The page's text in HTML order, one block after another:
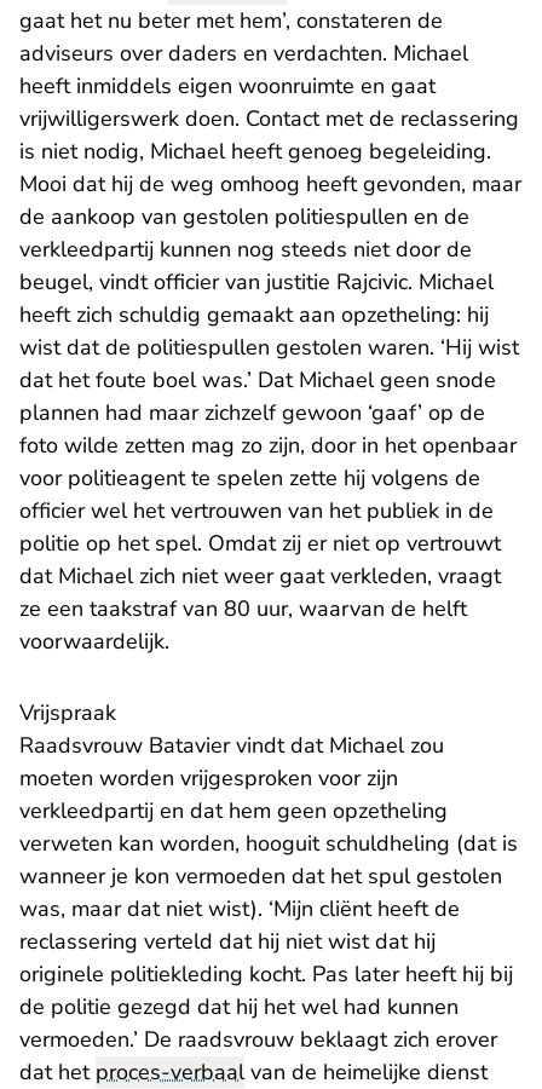
gaat het nu beter met hem’, constateren de
adviseurs over daders en verdachten. Michael
heeft inmiddels eigen woonruimte en gaat
vrijwilligerswerk doen. Contact met de reclassering
is niet nodig, Michael heeft genoeg begeleiding.
Mooi dat hij de weg omhoog heeft gevonden, maar
de aankoop van gestolen politiespullen en de
verkleedpartij kunnen nog steeds niet door de
beugel, vindt officier van justitie Rajcivic. Michael
heeft zich schuldig gemaakt aan opzetheling: hij
wist dat de politiespullen gestolen waren. ‘Hij wist
dat het foute boel was.’ Dat Michael geen snode
plannen had maar zichzelf gewoon ‘gaaf’ op de
foto wilde zetten mag zo zijn, door in het openbaar
voor politieagent te spelen zette hij volgens de
officier wel het vertrouwen van het publiek in de
politie op het spel. Omdat zij er niet op vertrouwt
dat Michael zich niet weer gaat verkleden, vraagt
ze een taakstraf van 80 uur, waarvan de helft
voorwaardelijk.
Vrijspraak
Raadsvrouw Batavier vindt dat Michael zou
moeten worden vrijgesproken voor zijn
verkleedpartij en dat hem geen opzetheling
verweten kan worden, hooguit schuldheling (dat is
wanneer je kon vermoeden dat het spul gestolen
was, maar dat niet wist). ‘Mijn cliënt heeft de
reclassering verteld dat hij niet wist dat hij
originele politiekleding kocht. Pas later heeft hij bij
de politie gezegd dat hij het wel had kunnen
vermoeden.’ De raadsvrouw beklaagt zich erover
dat het proces-verbaalvan de heimelijke dienst